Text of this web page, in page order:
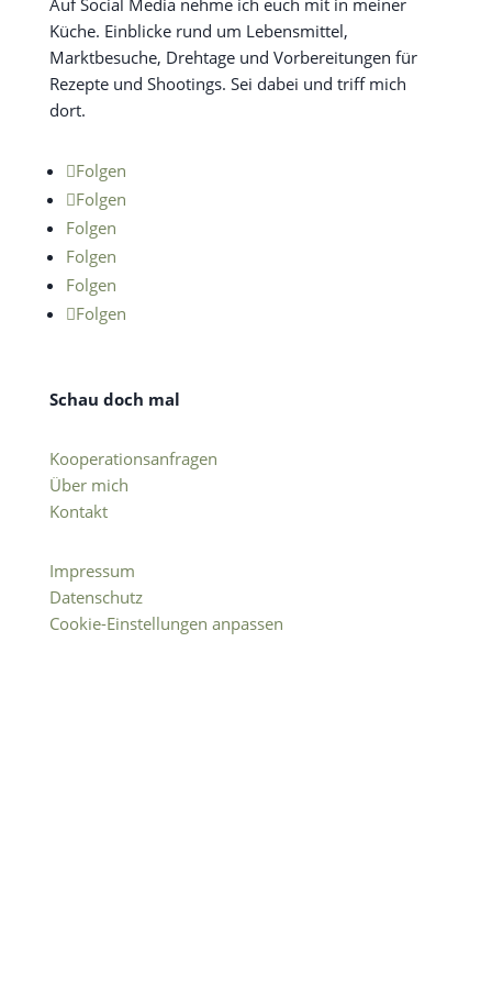
Auf Social Media nehme ich euch mit in meiner
Küche. Einblicke rund um Lebensmittel,
Marktbesuche, Drehtage und Vorbereitungen für
Rezepte und Shootings. Sei dabei und triff mich
dort.
Folgen
Folgen
Folgen
Folgen
Folgen
Folgen
Schau doch mal
Kooperationsanfragen
Über mich
Kontakt
Impressum
Datenschutz
Cookie-Einstellungen anpassen